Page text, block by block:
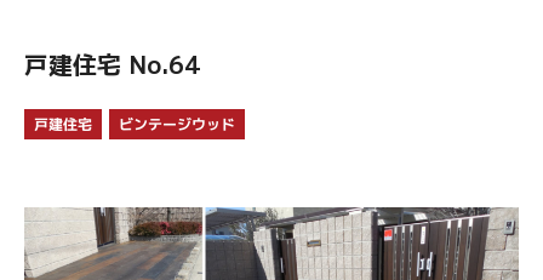
戸建住宅 No.64
戸建住宅 ビンテージウッド